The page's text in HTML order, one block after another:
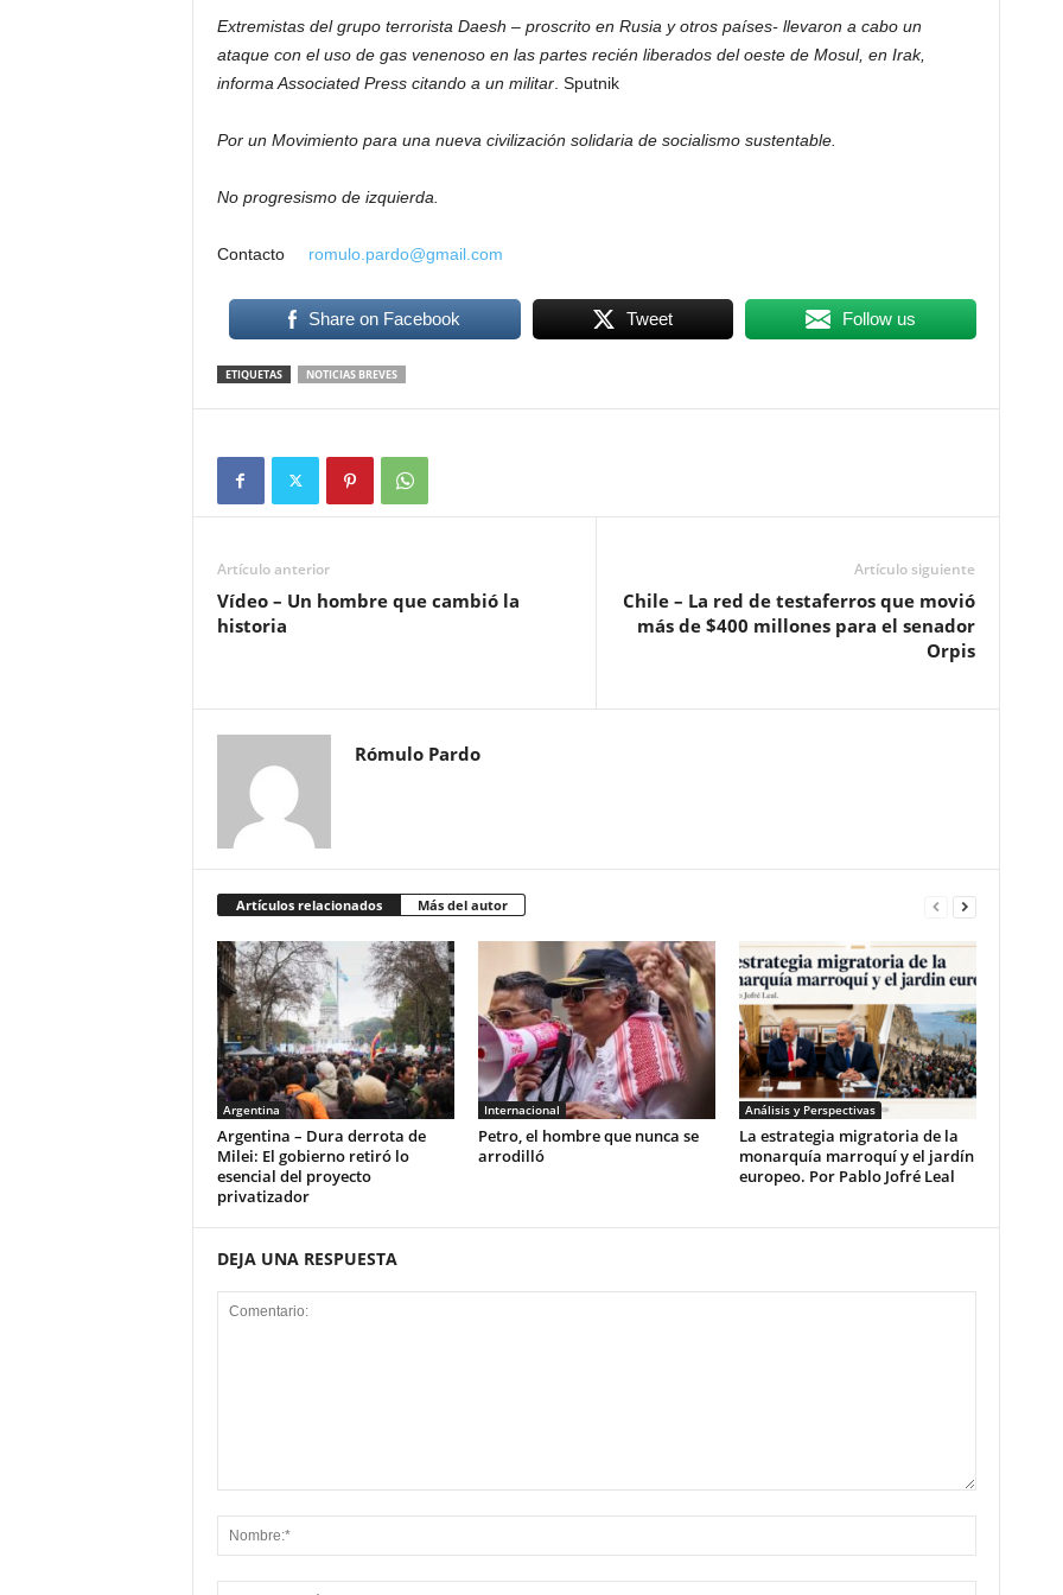
Extremistas del grupo terrorista Daesh – proscrito en Rusia y otros países- llevaron a cabo un
ataque con el uso de gas venenoso en las partes recién liberados del oeste de Mosul, en Irak,
informa Associated Press citando a un militar. Sputnik
Por un Movimiento para una nueva civilización solidaria de socialismo sustentable.
No progresismo de izquierda.
Contacto romulo.pardo@gmail.com
Share on Facebook Tweet Follow us
ETIQUETAS NOTICIAS BREVES
Artículo anterior
Vídeo – Un hombre que cambió la
historia
Artículo siguiente
Chile – La red de testaferros que movió
más de $400 millones para el senador
Orpis
Rómulo Pardo
Artículos relacionados Más del autor
Argentina
Argentina – Dura derrota de
Milei: El gobierno retiró lo
esencial del proyecto
privatizador
Internacional
Petro, el hombre que nunca se
arrodilló
Análisis y Perspectivas
La estrategia migratoria de la
monarquía marroquí y el jardín
europeo. Por Pablo Jofré Leal
DEJA UNA RESPUESTA